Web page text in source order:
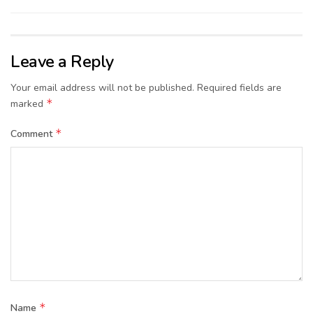
Leave a Reply
Your email address will not be published. Required fields are
marked *
Comment *
Name *